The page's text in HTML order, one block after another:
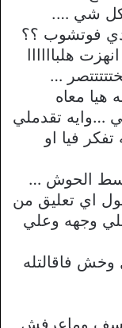
لكل شي ….
فوتشوب ؟؟
هلباااااا
…
معاه
…وايه تقدملي
فيا او
الحوش …
اي تعليق من
وجهه وعلي
فاقالتله
وماعرفش